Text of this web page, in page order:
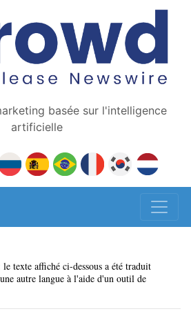
basée sur l'intelligence
artificielle
texte affiché ci-dessous a été traduit
autre langue à l'aide d'un outil de